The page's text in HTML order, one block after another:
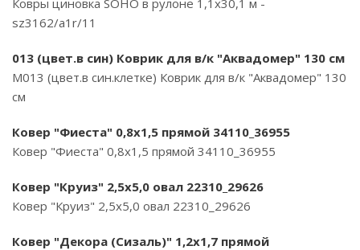
Ковры циновка SOHO в рулоне 1,1х30,1 м -
sz3162/a1r/11
013 (цвет.в син) Коврик для в/к "Аквадомер" 130 см
M013 (цвет.в син.клетке) Коврик для в/к "Аквадомер" 130
см
Ковер "Фиеста" 0,8х1,5 прямой 34110_36955
Ковер "Фиеста" 0,8х1,5 прямой 34110_36955
Ковер "Круиз" 2,5х5,0 овал 22310_29626
Ковер "Круиз" 2,5х5,0 овал 22310_29626
Ковер "Декора (Сизаль)" 1,2х1,7 прямой